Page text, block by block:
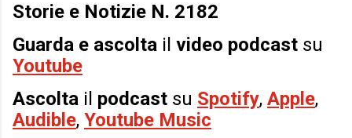
Storie e Notizie N. 2182
Guarda e ascolta il video podcast su
Youtube
Ascolta il podcast su Spotify, Apple,
Audible, Youtube Music